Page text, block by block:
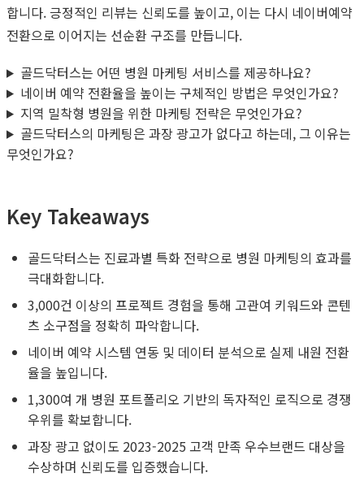
합니다. 긍정적인 리뷰는 신뢰도를 높이고, 이는 다시 네이버예약
전환으로 이어지는 선순환 구조를 만듭니다.
골드닥터스는 어떤 병원 마케팅 서비스를 제공하나요?
네이버 예약 전환율을 높이는 구체적인 방법은 무엇인가요?
지역 밀착형 병원을 위한 마케팅 전략은 무엇인가요?
골드닥터스의 마케팅은 과장 광고가 없다고 하는데, 그 이유는
무엇인가요?
Key Takeaways
골드닥터스는 진료과별 특화 전략으로 병원 마케팅의 효과를
극대화합니다.
3,000건 이상의 프로젝트 경험을 통해 고관여 키워드와 콘텐
츠 소구점을 정확히 파악합니다.
네이버 예약 시스템 연동 및 데이터 분석으로 실제 내원 전환
율을 높입니다.
1,300여 개 병원 포트폴리오 기반의 독자적인 로직으로 경쟁
우위를 확보합니다.
과장 광고 없이도 2023-2025 고객 만족 우수브랜드 대상을
수상하며 신뢰도를 입증했습니다.